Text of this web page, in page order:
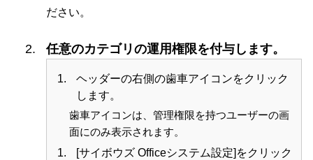
ださい。
任意のカテゴリの運用権限を付与します。
ヘッダーの右側の歯車アイコンをクリック
します。
歯車アイコンは、管理権限を持つユーザーの画
面にのみ表示されます。
[サイボウズ Officeシステム設定]をクリック